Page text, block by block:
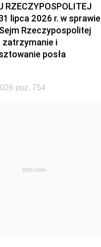
RZECZYPOSPOLITEJ
lipca 2026 r. w sprawie
Rzeczypospolitej
zatrzymanie i
posła
poz. 754
REKLAMA